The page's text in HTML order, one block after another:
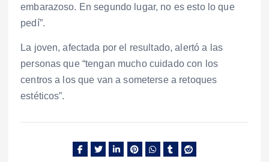
embarazoso. En segundo lugar, no es esto lo que
pedí”.
La joven, afectada por el resultado, alertó a las
personas que “tengan mucho cuidado con los
centros a los que van a someterse a retoques
estéticos”.